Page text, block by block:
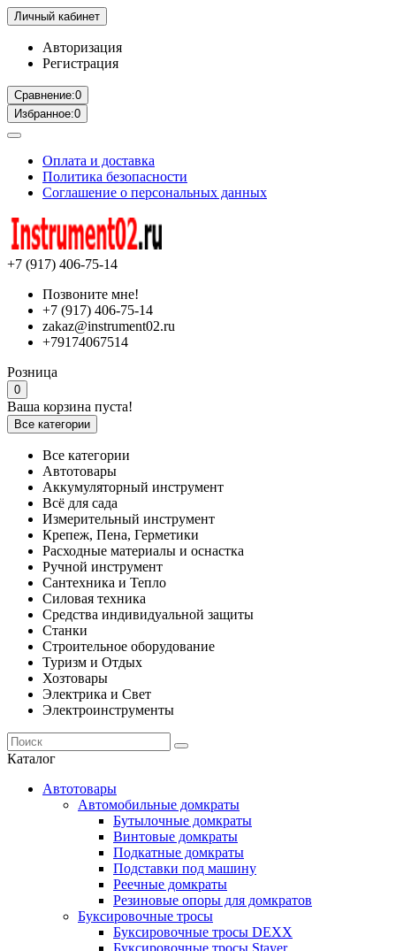
Личный кабинет
Авторизация
Регистрация
Сравнение:0
Избранное:0
Оплата и доставка
Политика безопасности
Соглашение о персональных данных
+7 (917) 406-75-14
Позвоните мне!
+7 (917) 406-75-14
zakaz@instrument02.ru
+79174067514
Розница
0
Ваша корзина пуста!
Все категории
Все категории
Автотовары
Аккумуляторный инструмент
Всё для сада
Измерительный инструмент
Крепеж, Пена, Герметики
Расходные материалы и оснастка
Ручной инструмент
Сантехника и Тепло
Силовая техника
Средства индивидуальной защиты
Станки
Строительное оборудование
Туризм и Отдых
Хозтовары
Электрика и Свет
Электроинструменты
Каталог
Автотовары
Автомобильные домкраты
Бутылочные домкраты
Винтовые домкраты
Подкатные домкраты
Подставки под машину
Реечные домкраты
Резиновые опоры для домкратов
Буксировочные тросы
Буксировочные тросы DEXX
Буксировочные тросы Stayer